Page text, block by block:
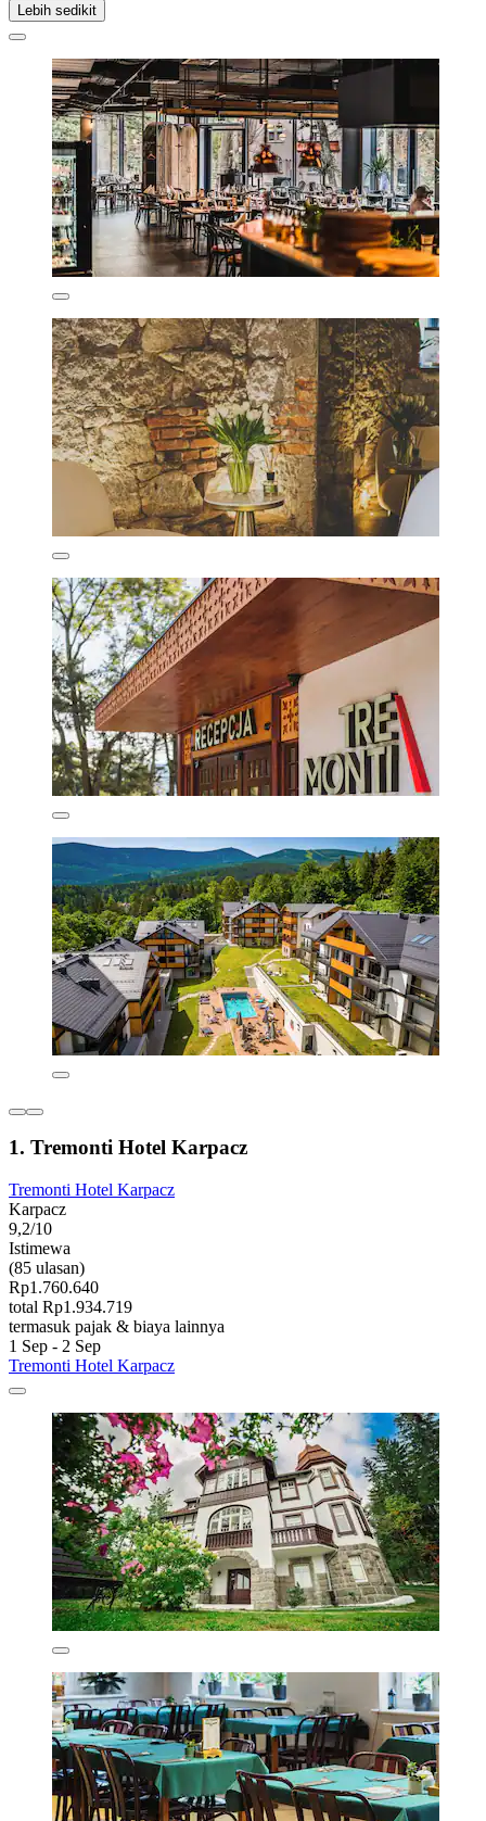
Lebih sedikit
1. Tremonti Hotel Karpacz
Tremonti Hotel Karpacz
Karpacz
9,2/10
Istimewa
(85 ulasan)
Rp1.760.640
total Rp1.934.719
termasuk pajak & biaya lainnya
1 Sep - 2 Sep
Tremonti Hotel Karpacz